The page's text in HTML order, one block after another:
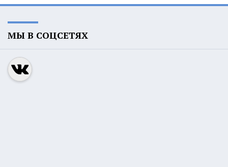
МЫ В СОЦСЕТЯХ